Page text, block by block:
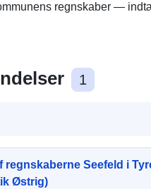
regnskaber —
1
regnskaberne Seefeld i
Østrig)